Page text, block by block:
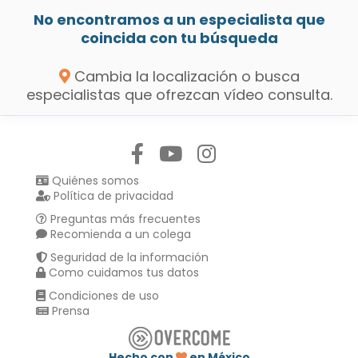
No encontramos a un especialista que
coincida con tu búsqueda
Cambia la localización o busca
especialistas que ofrezcan vídeo consulta.
Quiénes somos
Política de privacidad
Preguntas más frecuentes
Recomienda a un colega
Seguridad de la información
Como cuidamos tus datos
Condiciones de uso
Prensa